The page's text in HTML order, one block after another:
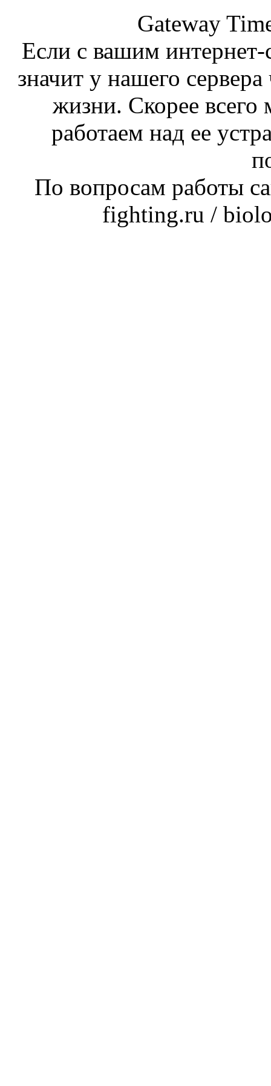
Gateway
Если с вашим интернет-
значит у нашего
жизни. Скорее
работаем над ее
По вопросам работы
fighting.ru /